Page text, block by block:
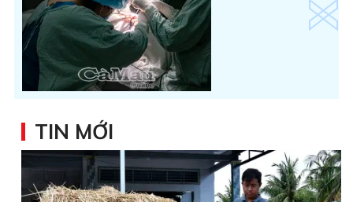
TIN MỚI